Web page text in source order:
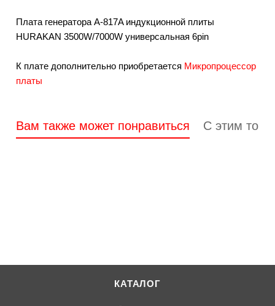
Плата генератора A-817A индукционной плиты
HURAKAN 3500W/7000W универсальная 6pin
К плате дополнительно приобретается Микропроцессор
платы
Вам также может понравиться С этим
КАТАЛОГ